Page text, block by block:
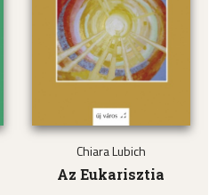
Chiara Lubich
Az Eukarisztia